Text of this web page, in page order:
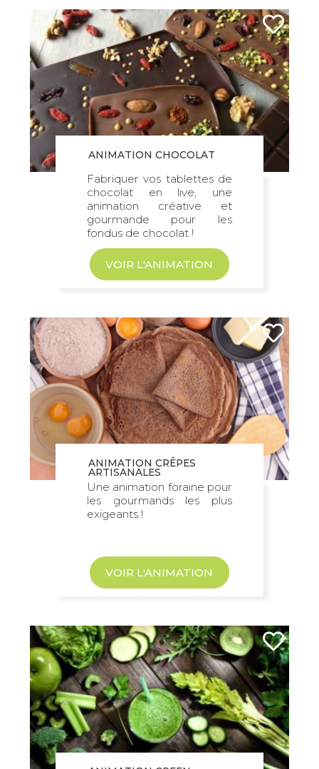
ANIMATION CHOCOLAT
Fabriquer vos tablettes de
chocolat en live, une
animation créative et
gourmande pour les
fondus de chocolat !
VOIR L'ANIMATION
ANIMATION CRÊPES
ARTISANALES
Une animation foraine pour
les gourmands les plus
exigeants !
VOIR L'ANIMATION